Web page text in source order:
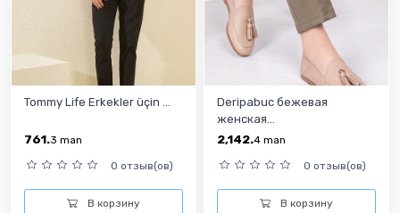
Tommy Life Erkekler üçin ...
761.3 man
0 отзыв(ов)
В корзину
Deripabuc бежевая
женская...
2,142.4 man
0 отзыв(ов)
В корзину